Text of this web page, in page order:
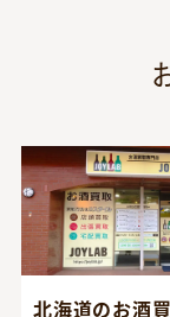
北海道のお酒